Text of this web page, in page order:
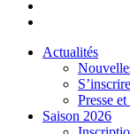
Actualités
Presse
Saison 2026